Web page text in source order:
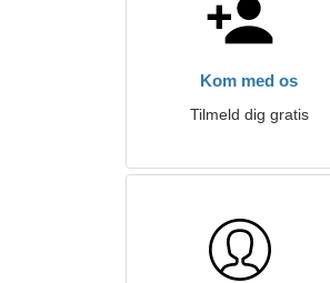
Kom med os
Tilmeld dig gratis